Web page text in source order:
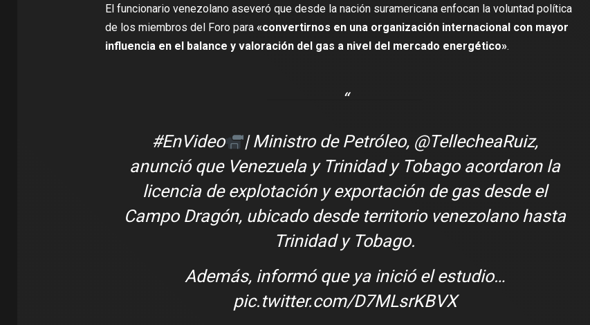
El funcionario venezolano aseveró que desde la nación suramericana enfocan la voluntad política
de los miembros del Foro para «convertirnos en una organización internacional con mayor
influencia en el balance y valoración del gas a nivel del mercado energético».
#EnVideo | Ministro de Petróleo, @TellecheaRuiz,
anunció que Venezuela y Trinidad y Tobago acordaron la
licencia de explotación y exportación de gas desde el
Campo Dragón, ubicado desde territorio venezolano hasta
Trinidad y Tobago.
Además, informó que ya inició el estudio…
pic.twitter.com/D7MLsrKBVX